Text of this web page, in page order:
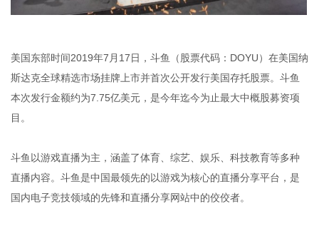
美国东部时间2019年7月17日，斗鱼（股票代码：DOYU）在美国纳
斯达克全球精选市场挂牌上市并首次公开发行美国存托股票。斗鱼
本次发行金额约为7.75亿美元，是今年迄今为止最大中概股募资项
目。
斗鱼以游戏直播为主，涵盖了体育、综艺、娱乐、科技教育等多种
直播内容。斗鱼是中国最领先的以游戏为核心的直播分享平台，是
国内电子竞技领域的先锋和直播分享网站中的佼佼者。